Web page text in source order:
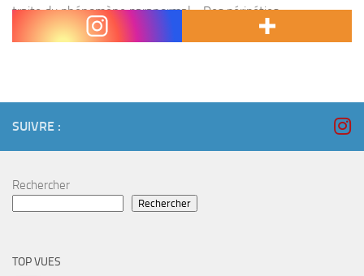
traite du phénomène paranormal… Des péripéties
abracadabrantes à ne surtout pas rater, après le Ftour,...
SUIVRE :
Rechercher
Rechercher
TOP VUES